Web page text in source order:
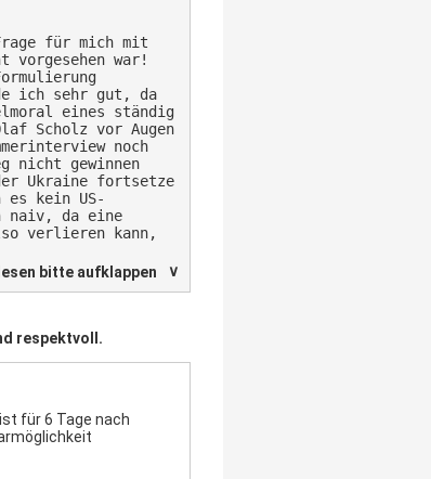
– und das
aufkommen.
Friedensbewegung
geben, die ist
Snobismus.
für mich mit
vorgesehen war!
ich sehr gut, da
eines ständig
Scholz vor Augen
noch
nicht gewinnen
Ukraine fortsetze
kein US-
naiv, da eine
verlieren kann,
Krieg‘ mit einem
und bei einem
bitte aufklappen ∨
respektvoll.
für 6 Tage nach